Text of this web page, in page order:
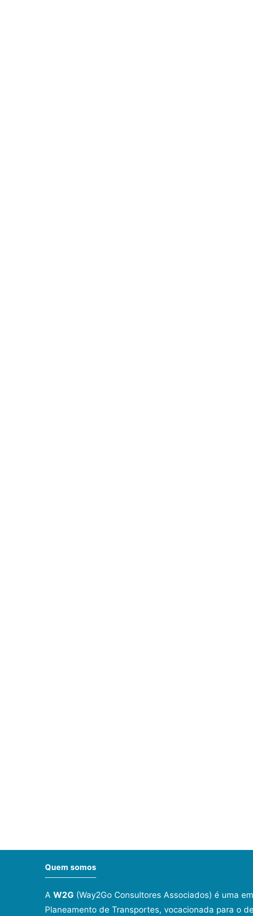
Quem somos
A W2G (Way2Go Consultores Associados) é uma
Planeamento de Transportes, vocacionada para o